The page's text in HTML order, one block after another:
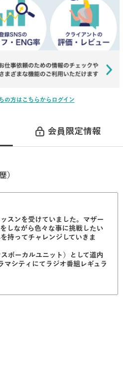
の方はこちらからログイン
会員限定情報
）
スンを受けていました。マザー
しながら色々な事に挑戦したい
持ってチャレンジしていきま
ボーカルユニット）として道内
マシティにてラジオ番組レギュラ